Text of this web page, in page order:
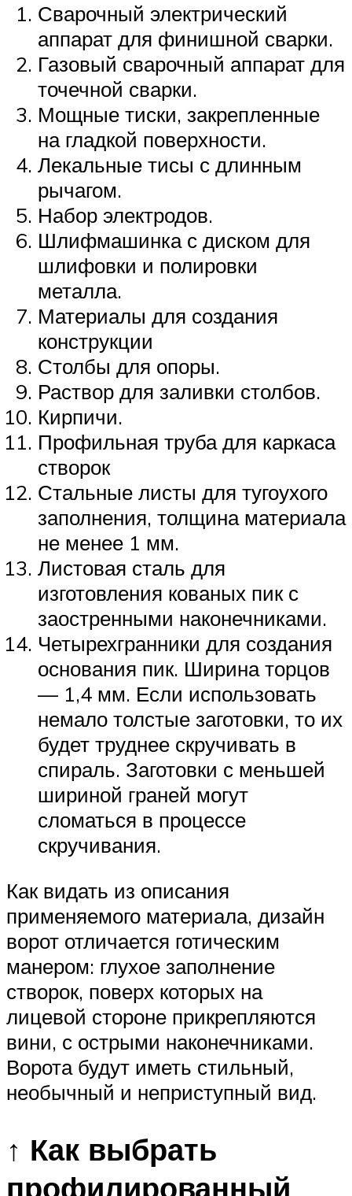
Сварочный электрический
аппарат для финишной сварки.
Газовый сварочный аппарат для
точечной сварки.
Мощные тиски, закрепленные
на гладкой поверхности.
Лекальные тисы с длинным
рычагом.
Набор электродов.
Шлифмашинка с диском для
шлифовки и полировки
металла.
Материалы для создания
конструкции
Столбы для опоры.
Раствор для заливки столбов.
Кирпичи.
Профильная труба для каркаса
створок
Стальные листы для тугоухого
заполнения, толщина материала
не менее 1 мм.
Листовая сталь для
изготовления кованых пик с
заостренными наконечниками.
Четырехгранники для создания
основания пик. Ширина торцов
— 1,4 мм. Если использовать
немало толстые заготовки, то их
будет труднее скручивать в
спираль. Заготовки с меньшей
шириной граней могут
сломаться в процессе
скручивания.
Как видать из описания
применяемого материала, дизайн
ворот отличается готическим
манером: глухое заполнение
створок, поверх которых на
лицевой стороне прикрепляются
вини, с острыми наконечниками.
Ворота будут иметь стильный,
необычный и неприступный вид.
↑ Как выбрать
профилированный